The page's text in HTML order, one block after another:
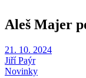
Aleš Majer
21. 10. 2024
Jiří Paýr
Novinky